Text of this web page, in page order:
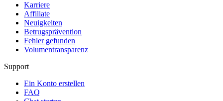
Karriere
Affiliate
Neuigkeiten
Betrugsprävention
Fehler gefunden
Volumentransparenz
Support
Ein Konto erstellen
FAQ